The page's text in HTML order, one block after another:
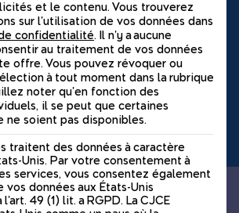
des ateliers prévus sur le
y trouver les sessions proches de
et le contenu. Vous trouverez
sur l'utilisation de vos données dans
confidentialité. Il n'y a aucune
au traitement de vos données
offre. Vous pouvez révoquer ou
à tout moment dans la rubrique
noter qu'en fonction des
il se peut que certaines
ne soient pas disponibles.
traitent des données à caractère
Unis. Par votre consentement à
services, vous consentez également
données aux États-Unis
49 (1) lit. a RGPD. La CJCE